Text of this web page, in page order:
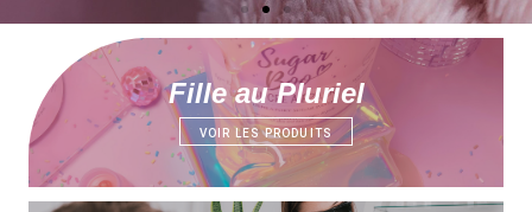
Fille au Pluriel
VOIR LES PRODUITS